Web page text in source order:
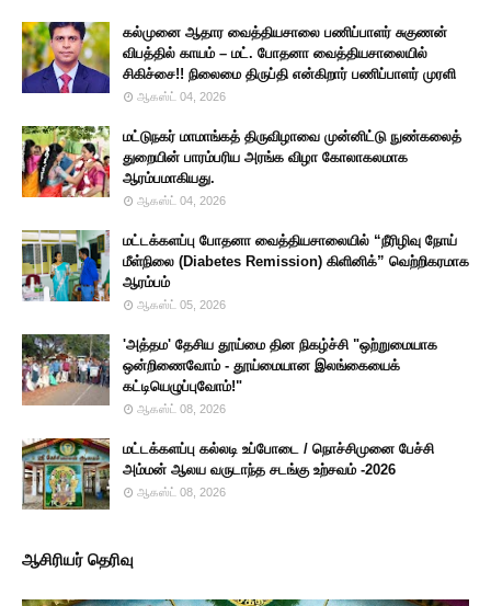
கல்முனை ஆதார வைத்தியசாலை பணிப்பாளர் சுகுணன்
விபத்தில் காயம் – மட். போதனா வைத்தியசாலையில்
சிகிச்சை!! நிலைமை திருப்தி என்கிறார் பணிப்பாளர் முரளி
ஆகஸ்ட் 04, 2026
மட்டுநகர் மாமாங்கத் திருவிழாவை முன்னிட்டு நுண்கலைத்
துறையின் பாரம்பரிய அரங்க விழா கோலாகலமாக
ஆரம்பமாகியது.
ஆகஸ்ட் 04, 2026
மட்டக்களப்பு போதனா வைத்தியசாலையில் “நீரிழிவு நோய்
மீள்நிலை (Diabetes Remission) கிளினிக்” வெற்றிகரமாக
ஆரம்பம்
ஆகஸ்ட் 05, 2026
'அத்தம' தேசிய தூய்மை தின நிகழ்ச்சி "ஒற்றுமையாக
ஒன்றிணைவோம் - தூய்மையான இலங்கையைக்
கட்டியெழுப்புவோம்!"
ஆகஸ்ட் 08, 2026
மட்டக்களப்பு கல்லடி உப்போடை / நொச்சிமுனை பேச்சி
அம்மன் ஆலய வருடாந்த சடங்கு உற்சவம் -2026
ஆகஸ்ட் 08, 2026
ஆசிரியர் தெரிவு